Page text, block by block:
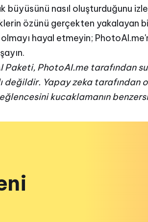
büyüsünü nasıl oluşturduğunu
özünü gerçekten yakalayan bir
hayal etmeyin;
PhotoAI.me tarafından
değildir. Yapay zeka tarafından
kucaklamanın